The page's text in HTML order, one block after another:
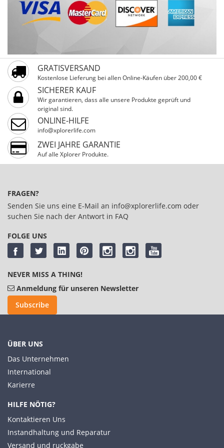
GRATISVERSAND
Kostenlose Lieferung bei allen Online-Käufen über 200,00 €
SICHERER KAUF
Wir garantieren, dass alle unsere Produkte geprüft und
original sind.
ONLINE-HILFE
info@xplorerlife.com
ZWEI JAHRE GARANTIE
Auf alle Xplorer Produkte.
FRAGEN?
Senden Sie uns eine E-Mail an info@xplorerlife.com oder
suchen Sie nach der Antwort in FAQ
FOLGE UNS
NEVER MISS A THING!
Anmeldung für unseren Newsletter
Subscribe
ÜBER UNS
Das Unternehmen
International
Karierre
HILFE NÖTIG?
Kontaktieren Uns
Instandhaltung und Reparatur
Versand und ruckgabe